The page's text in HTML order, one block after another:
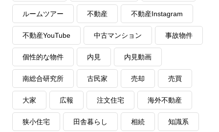
ルームツアー 不動産 不動産Instagram
不動産YouTube 中古マンション 事故物件
個性的な物件 内見 内見動画
南総合研究所 古民家 売却 売買
大家 広報 注文住宅 海外不動産
狭小住宅 田舎暮らし 相続 知識系